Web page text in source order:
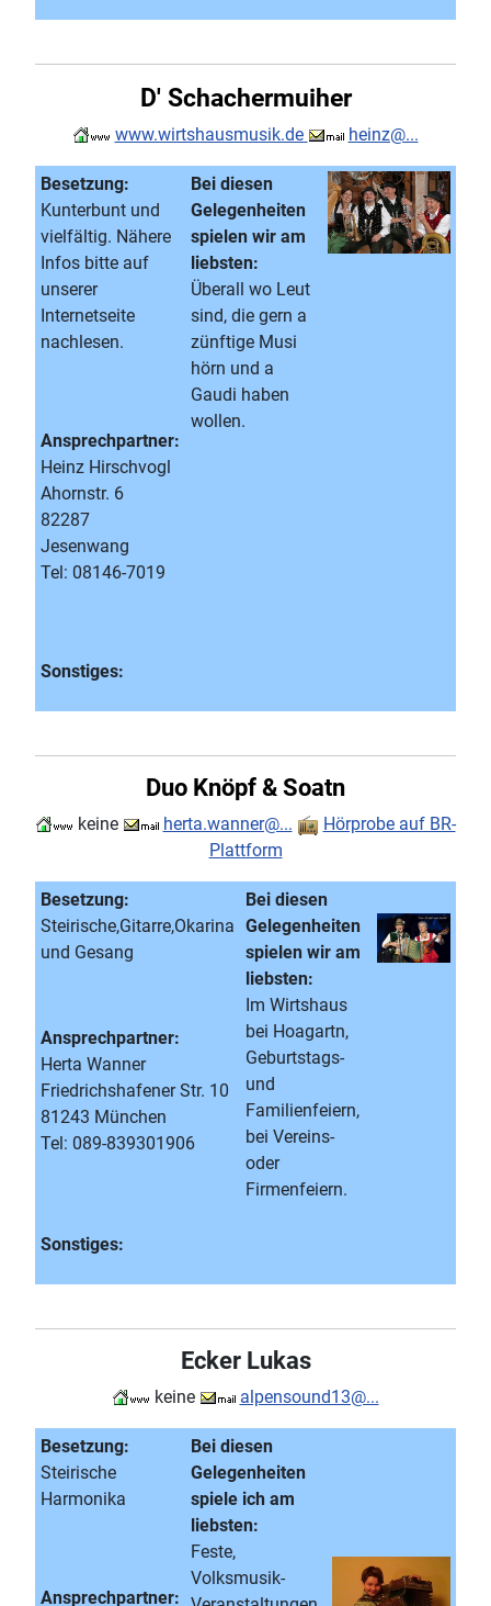
D' Schachermuiher
www.wirtshausmusik.de heinz@...
Besetzung:
Kunterbunt und
vielfältig. Nähere
Infos bitte auf
unserer
Internetseite
nachlesen.
Bei diesen
Gelegenheiten
spielen wir am
liebsten:
Überall wo Leut
sind, die gern a
zünftige Musi
hörn und a
Gaudi haben
wollen.
Ansprechpartner:
Heinz Hirschvogl
Ahornstr. 6
82287
Jesenwang
Tel: 08146-7019
Sonstiges:
Duo Knöpf & Soatn
keine herta.wanner@...
Hörprobe auf BR-
Plattform
Besetzung:
Steirische,Gitarre,Okarina
und Gesang
Bei diesen
Gelegenheiten
spielen wir am
liebsten:
Im Wirtshaus
bei Hoagartn,
Geburtstags-
und
Familienfeiern,
bei Vereins-
oder
Firmenfeiern.
Ansprechpartner:
Herta Wanner
Friedrichshafener Str. 10
81243 München
Tel: 089-839301906
Sonstiges:
Ecker Lukas
keine alpensound13@...
Besetzung:
Steirische
Harmonika
Bei diesen
Gelegenheiten
spiele ich am
liebsten:
Feste,
Volksmusik-
Ansprechpartner: